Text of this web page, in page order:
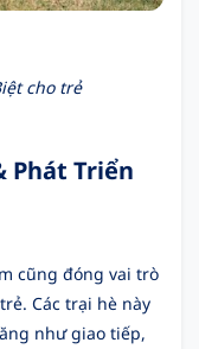
cho trẻ
Phát Triển
cũng đóng vai trò
Các trại hè này
như giao tiếp,